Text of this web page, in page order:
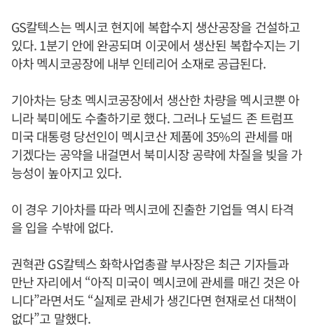
GS칼텍스는 멕시코 현지에 복합수지 생산공장을 건설하고
있다. 1분기 안에 완공되며 이곳에서 생산된 복합수지는 기
아차 멕시코공장에 내부 인테리어 소재로 공급된다.
기아차는 당초 멕시코공장에서 생산한 차량을 멕시코뿐 아
니라 북미에도 수출하기로 했다. 그러나 도널드 존 트럼프
미국 대통령 당선인이 멕시코산 제품에 35%의 관세를 매
기겠다는 공약을 내걸면서 북미시장 공략에 차질을 빚을 가
능성이 높아지고 있다.
이 경우 기아차를 따라 멕시코에 진출한 기업들 역시 타격
을 입을 수밖에 없다.
권혁관 GS칼텍스 화학사업총괄 부사장은 최근 기자들과
만난 자리에서 “아직 미국이 멕시코에 관세를 매긴 것은 아
니다”라면서도 “실제로 관세가 생긴다면 현재로선 대책이
없다”고 말했다.